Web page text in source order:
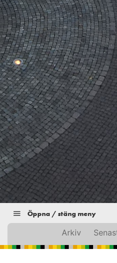
Öppna / stäng meny
Arkiv